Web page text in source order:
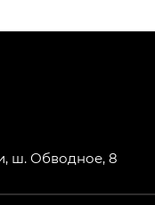
Эйч Ти (HYPTEC
ш. Обводное, 8